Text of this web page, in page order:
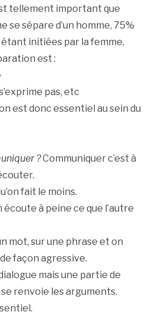
tellement important que
se sépare d’un homme, 75%
initiées par la femme,
est :
pas, etc
est donc essentiel au sein du
?Communiquer c’est à
fait le moins.
écoute à peine ce que l’autre
mot, sur une phrase et on
façon agressive.
mais une partie de
renvoie les arguments.